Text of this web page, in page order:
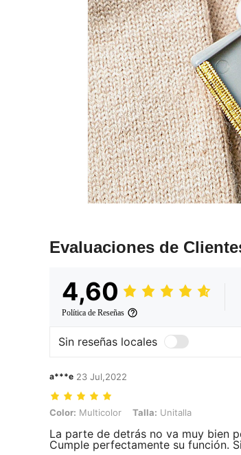
Evaluaciones de
4,60
Política de Reseñas
Sin reseñas locales
a***e 23 Jul,2022
Color: Multicolor, Talla: Unitalla
Color: Multicolor Talla: Unitalla
La parte de detrás no va muy bien
Cumple perfectamente su función.